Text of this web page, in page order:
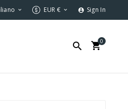
 EUR €   Sign In
 0